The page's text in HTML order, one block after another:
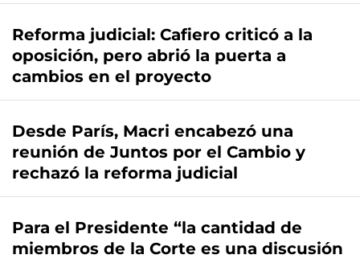
Reforma judicial: Cafiero criticó a la
oposición, pero abrió la puerta a
cambios en el proyecto
Desde París, Macri encabezó una
reunión de Juntos por el Cambio y
rechazó la reforma judicial
Para el Presidente “la cantidad de
miembros de la Corte es una discusión